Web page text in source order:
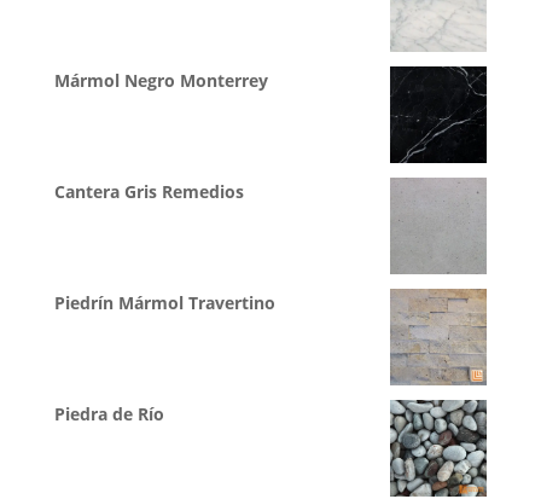
Mármol Negro Monterrey
Cantera Gris Remedios
Piedrín Mármol Travertino
Piedra de Río